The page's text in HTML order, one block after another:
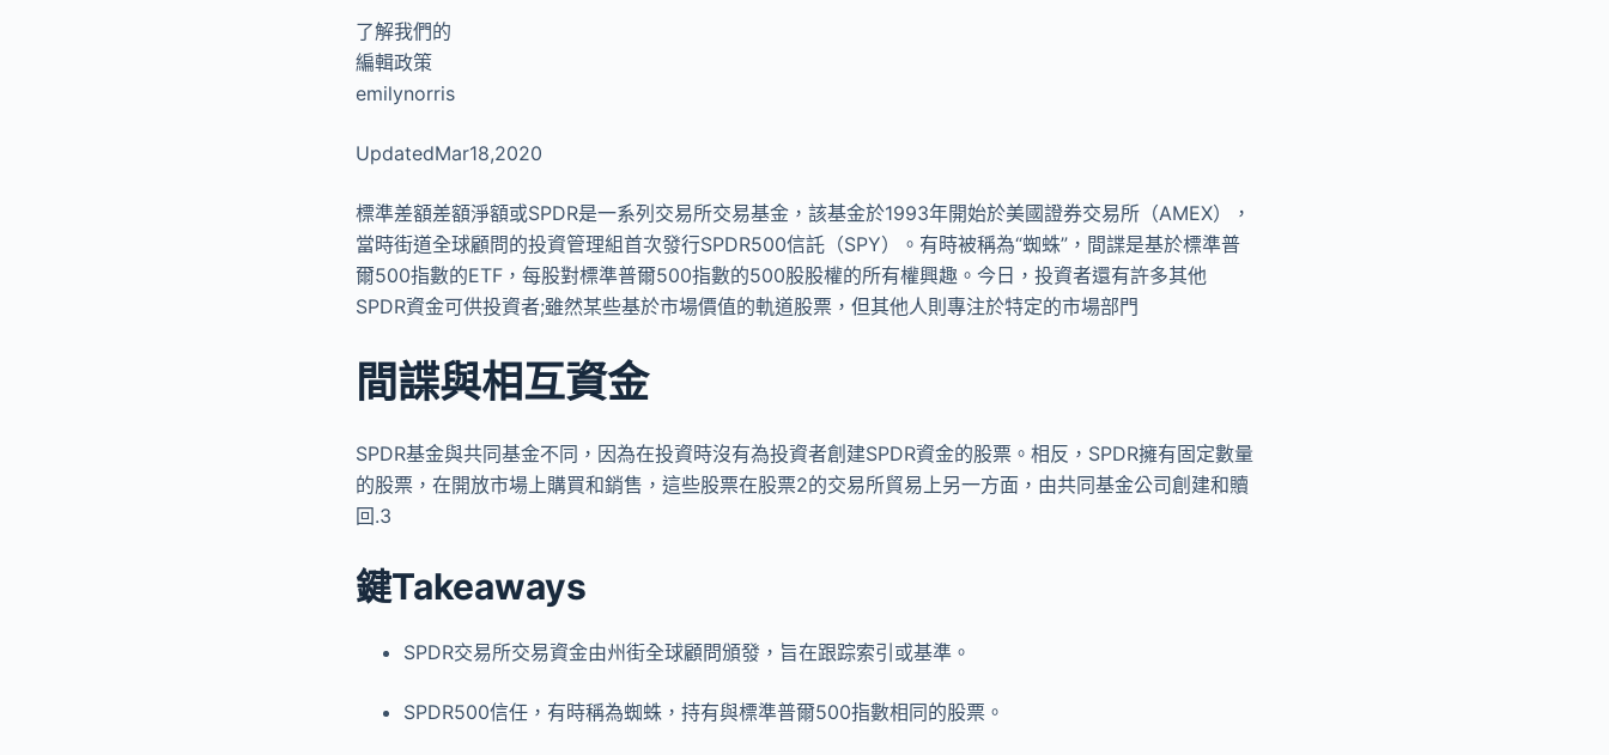
了解我們的
編輯政策
emilynorris
UpdatedMar18,2020
標準差額差額淨額或SPDR是一系列交易所交易基金，該基金於1993年開始於美國證券交易所（AMEX），
當時街道全球顧問的投資管理組首次發行SPDR500信託（SPY）。有時被稱為“蜘蛛”，間諜是基於標準普
爾500指數的ETF，每股對標準普爾500指數的500股股權的所有權興趣。今日，投資者還有許多其他
SPDR資金可供投資者;雖然某些基於市場價值的軌道股票，但其他人則專注於特定的市場部門
間諜與相互資金
SPDR基金與共同基金不同，因為在投資時沒有為投資者創建SPDR資金的股票。相反，SPDR擁有固定數量
的股票，在開放市場上購買和銷售，這些股票在股票2的交易所貿易上另一方面，由共同基金公司創建和贖
回.3
鍵Takeaways
SPDR交易所交易資金由州街全球顧問頒發，旨在跟踪索引或基準。
SPDR500信任，有時稱為蜘蛛，持有與標準普爾500指數相同的股票。